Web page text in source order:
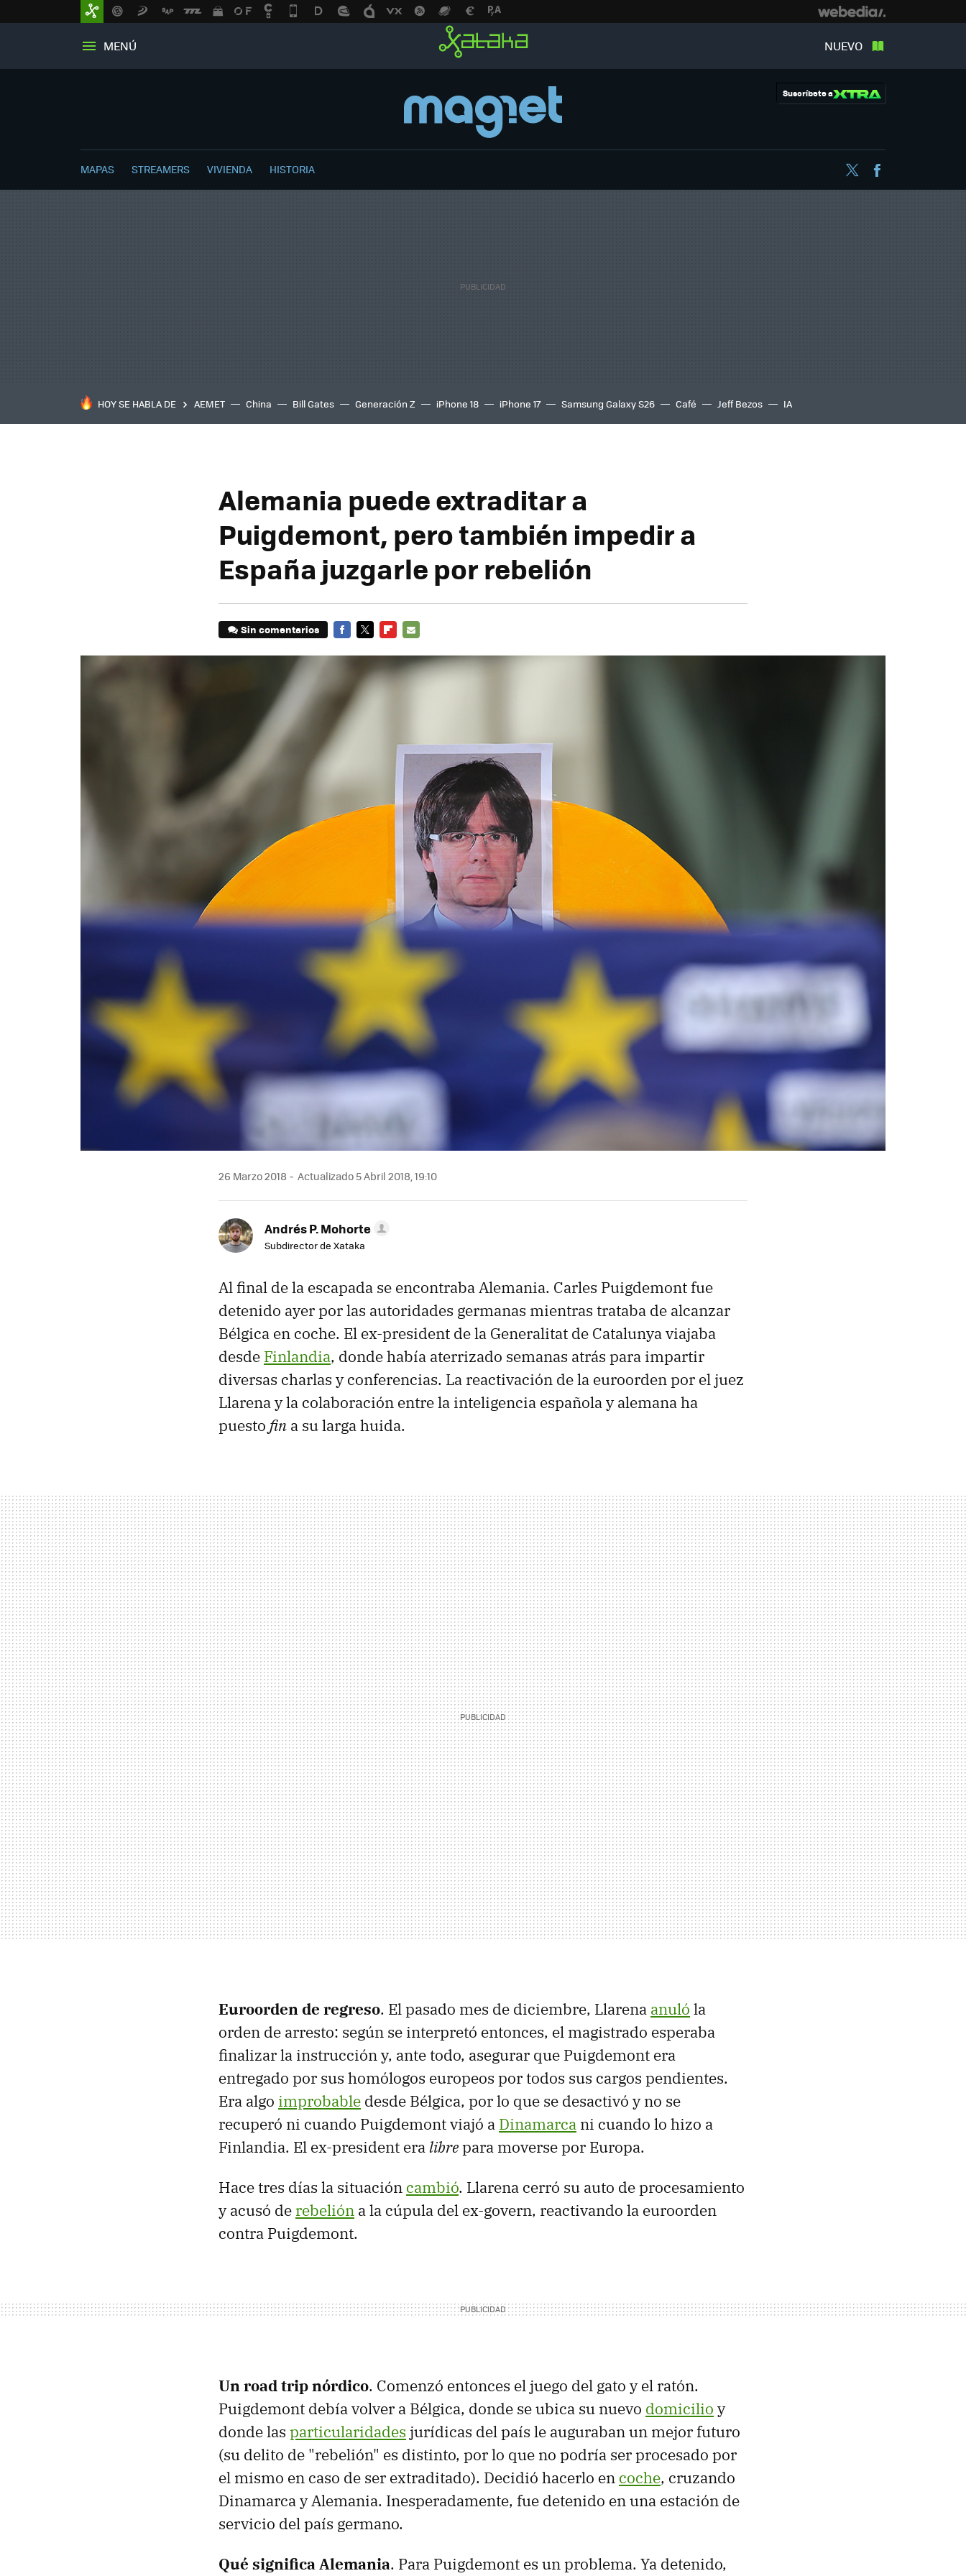
MENÚ NUEVO
Suscríbete a
MAPAS STREAMERS VIVIENDA HISTORIA Twitter
HOY SE HABLA DE AEMET China Bill Gates Generación Z iPhone 18 iPhone 17 Samsung Galaxy S26 Café Jeff Bezos IA
Alemania puede extraditar a
Puigdemont, pero también impedir a
España juzgarle por rebelión
Sin comentarios
MAIL
26 Marzo 2018 Actualizado 5 Abril 2018, 19:10
Andrés P. Mohorte
Subdirector de Xataka
Al final de la escapada se encontraba Alemania. Carles Puigdemont fue
detenido ayer por las autoridades germanas mientras trataba de alcanzar
Bélgica en coche. El ex-president de la Generalitat de Catalunya viajaba
desde Finlandia, donde había aterrizado semanas atrás para impartir
diversas charlas y conferencias. La reactivación de la euroorden por el juez
Llarena y la colaboración entre la inteligencia española y alemana ha
puesto fin a su larga huida.
Euroorden de regreso. El pasado mes de diciembre, Llarena anuló la
orden de arresto: según se interpretó entonces, el magistrado esperaba
finalizar la instrucción y, ante todo, asegurar que Puigdemont era
entregado por sus homólogos europeos por todos sus cargos pendientes.
Era algo improbable desde Bélgica, por lo que se desactivó y no se
recuperó ni cuando Puigdemont viajó a Dinamarca ni cuando lo hizo a
Finlandia. El ex-president eralibrepara moverse por Europa.
Hace tres días la situación cambió. Llarena cerró su auto de procesamiento
y acusó de rebelión a la cúpula del ex-govern, reactivando la euroorden
contra Puigdemont.
Un road trip nórdico. Comenzó entonces el juego del gato y el ratón.
Puigdemont debía volver a Bélgica, donde se ubica su nuevo domicilio y
donde las particularidades jurídicas del país le auguraban un mejor futuro
(su delito de "rebelión" es distinto, por lo que no podría ser procesado por
el mismo en caso de ser extraditado). Decidió hacerlo en coche, cruzando
Dinamarca y Alemania. Inesperadamente, fue detenido en una estación de
servicio del país germano.
Qué significa Alemania. Para Puigdemont es un problema. Ya detenido,